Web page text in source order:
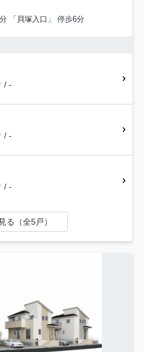
「貝塚入口」 停歩6分
/ -
/ -
/ -
る（全5戸）